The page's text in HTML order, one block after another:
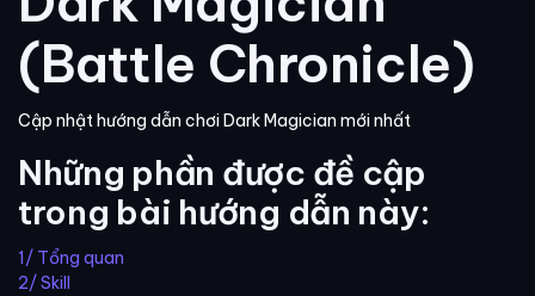
(Battle Chronicle)
Cập nhật hướng dẫn chơi Dark Magician mới nhất
Những phần được đề cập
trong bài hướng dẫn này:
1/ Tổng quan
2/ Skill